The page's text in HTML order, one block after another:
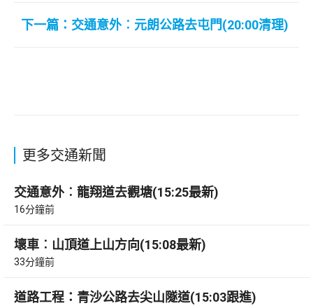
下一篇：交通意外︰元朗公路去屯門(20:00清理)
更多交通新聞
交通意外︰龍翔道去觀塘(15:25最新)
16分鐘前
壞車︰山頂道上山方向(15:08最新)
33分鐘前
道路工程：青沙公路去尖山隧道(15:03跟進)